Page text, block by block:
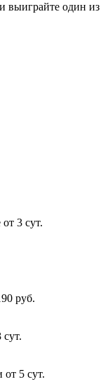
выиграйте один из
3 сут.
руб.
сут.
от 5 сут.